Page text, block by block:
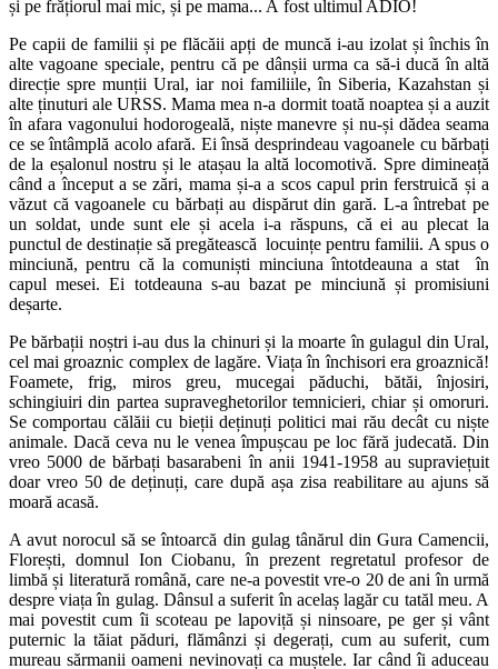
și pe frățiorul mai mic, și pe mama... A fost ultimul ADIO!
Pe capii de familii și pe flăcăii apți de muncă i-au izolat și închis în
alte vagoane speciale, pentru că pe dânșii urma ca să-i ducă în altă
direcție spre munții Ural, iar noi familiile, în Siberia, Kazahstan și
alte ținuturi ale URSS. Mama mea n-a dormit toată noaptea și a auzit
în afara vagonului hodorogeală, niște manevre și nu-și dădea seama
ce se întâmplă acolo afară. Ei însă desprindeau vagoanele cu bărbați
de la eșalonul nostru și le atașau la altă locomotivă. Spre dimineață
când a început a se zări, mama și-a a scos capul prin ferstruică și a
văzut că vagoanele cu bărbați au dispărut din gară. L-a întrebat pe
un soldat, unde sunt ele și acela i-a răspuns, că ei au plecat la
punctul de destinație să pregătească locuințe pentru familii. A spus o
minciună, pentru că la comuniști minciuna întotdeauna a stat în
capul mesei. Ei totdeauna s-au bazat pe minciună și promisiuni
deșarte.
Pe bărbații noștri i-au dus la chinuri și la moarte în gulagul din Ural,
cel mai groaznic complex de lagăre. Viața în închisori era groaznică!
Foamete, frig, miros greu, mucegai păduchi, bătăi, înjosiri,
schingiuiri din partea supraveghetorilor temnicieri, chiar și omoruri.
Se comportau călăii cu bieții deținuți politici mai rău decât cu niște
animale. Dacă ceva nu le venea împușcau pe loc fără judecată. Din
vreo 5000 de bărbați basarabeni în anii 1941-1958 au supraviețuit
doar vreo 50 de deținuți, care după așa zisa reabilitare au ajuns să
moară acasă.
A avut norocul să se întoarcă din gulag tânărul din Gura Camencii,
Florești, domnul Ion Ciobanu, în prezent regretatul profesor de
limbă și literatură română, care ne-a povestit vre-o 20 de ani în urmă
despre viața în gulag. Dânsul a suferit în acelaș lagăr cu tatăl meu. A
mai povestit cum îi scoteau pe lapoviță și ninsoare, pe ger și vânt
puternic la tăiat păduri, flămânzi și degerați, cum au suferit, cum
mureau sărmanii oameni nevinovați ca muștele. Iar când îi aduceau